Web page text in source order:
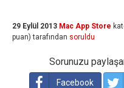
29 Eylül 2013 Mac App Store
puan) tarafından soruldu
Sorunuzu
Facebook